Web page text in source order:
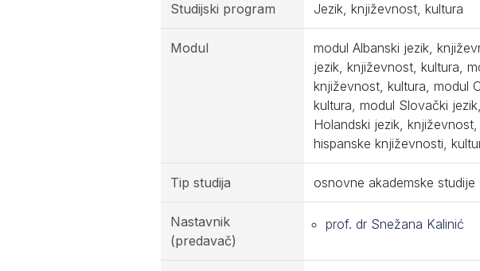
Studijski program Jezik, književnost, kultura
Modul
modul Albanski jezik,
jezik, književnost, kultura,
književnost, kultura, modul
kultura, modul Slovački
Holandski jezik,
hispanske književnosti,
Tip studija osnovne akademske studije
Nastavnik
(predavač)
prof. dr Snežana Kalinić